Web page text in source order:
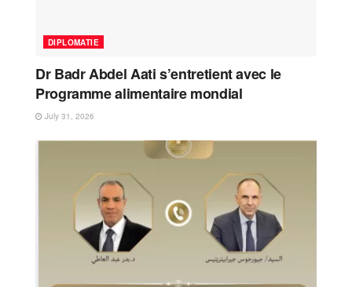
DIPLOMATIE
Dr Badr Abdel Aati s’entretient avec le
Programme alimentaire mondial
July 31, 2026